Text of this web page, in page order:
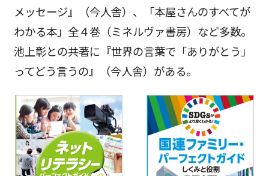
メッセージ』（今人舎）、「本屋さんのすべてが
わかる本」全４巻（ミネルヴァ書房）など多数。
池上彰との共著に『世界の言葉で「ありがとう」
ってどう言うの』（今人舎）がある。